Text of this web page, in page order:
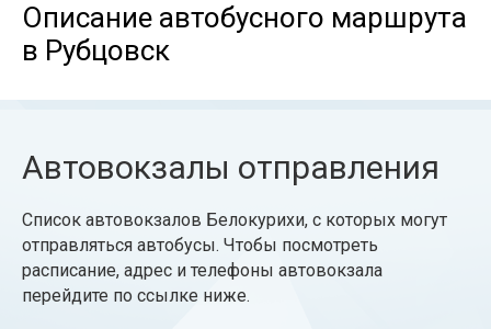
Описание автобусного маршрута
в Рубцовск
Автовокзалы отправления
Список автовокзалов Белокурихи, с которых могут
отправляться автобусы. Чтобы посмотреть
расписание, адрес и телефоны автовокзала
перейдите по ссылке ниже.